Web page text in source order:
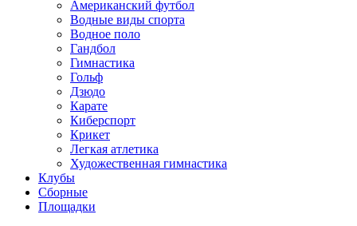
Американский футбол
Водные виды спорта
Водное поло
Гандбол
Гимнастика
Гольф
Дзюдо
Карате
Киберспорт
Крикет
Легкая атлетика
Художественная гимнастика
Клубы
Сборные
Площадки